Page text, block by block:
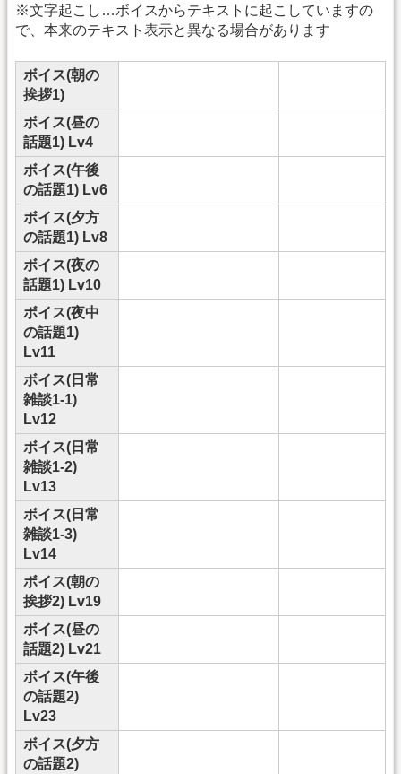
※文字起こし…ボイスからテキストに起こしていますの
で、本来のテキスト表示と異なる場合があります
ボイス(朝の
挨拶1)
ボイス(昼の
話題1) Lv4
ボイス(午後
の話題1) Lv6
ボイス(夕方
の話題1) Lv8
ボイス(夜の
話題1) Lv10
ボイス(夜中
の話題1)
Lv11
ボイス(日常
雑談1-1)
Lv12
ボイス(日常
雑談1-2)
Lv13
ボイス(日常
雑談1-3)
Lv14
ボイス(朝の
挨拶2) Lv19
ボイス(昼の
話題2) Lv21
ボイス(午後
の話題2)
Lv23
ボイス(夕方
の話題2)